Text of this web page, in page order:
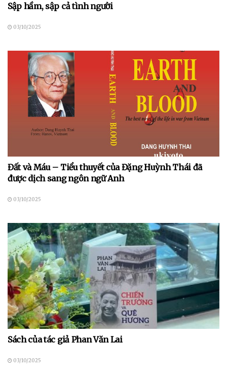
Sập hầm, sập cả tình người
03/10/2025
Đất và Máu – Tiểu thuyết của Đặng Huỳnh Thái đã
được dịch sang ngôn ngữ Anh
03/10/2025
Sách của tác giả Phan Văn Lai
03/10/2025